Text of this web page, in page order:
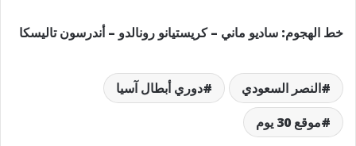
خط الهجوم: ساديو ماني – كريستيانو رونالدو – أندرسون تاليسكا
النصر السعودي
دوري أبطال آسيا
موقع 30 يوم